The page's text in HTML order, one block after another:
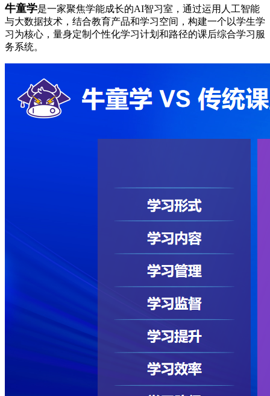
牛童学是一家聚焦学能成长的AI智习室，通过运用人工智能
与大数据技术，结合教育产品和学习空间，构建一个以学生学
习为核心，量身定制个性化学习计划和路径的课后综合学习服
务系统。